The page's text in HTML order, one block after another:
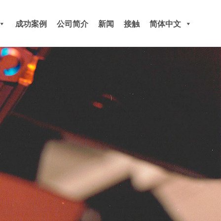
成功案例 公司简介 新闻 接触 简体中文